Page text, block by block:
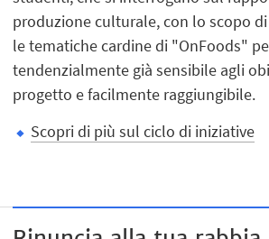
produzione culturale, con lo scopo
le tematiche cardine di "OnFoods"
tendenzialmente già sensibile agli
progetto e facilmente raggiungibile.
Scopri di più sul ciclo di iniziative